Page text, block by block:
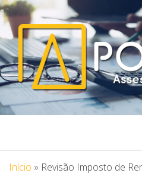
Blog Portal
Início » Revisão Imposto de